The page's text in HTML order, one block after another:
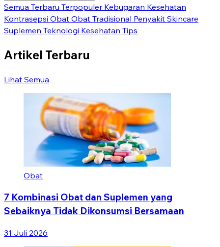
Semua Terbaru Terpopuler Kebugaran Kesehatan
Kontrasepsi Obat Obat Tradisional Penyakit Skincare
Suplemen Teknologi Kesehatan Tips
Artikel Terbaru
Lihat Semua
Obat
7 Kombinasi Obat dan Suplemen yang
Sebaiknya Tidak Dikonsumsi Bersamaan
31 Juli 2026